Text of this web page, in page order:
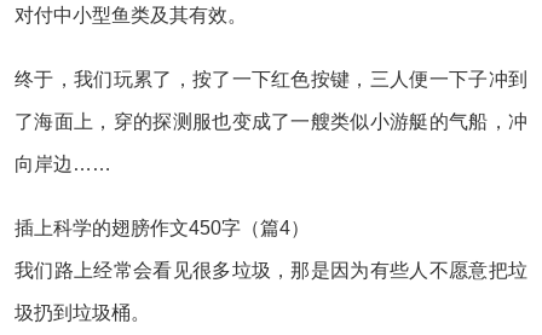
对付中小型鱼类及其有效。
终于，我们玩累了，按了一下红色按键，三人便一下子冲到
了海面上，穿的探测服也变成了一艘类似小游艇的气船，冲
向岸边……
插上科学的翅膀作文450字（篇4）
我们路上经常会看见很多垃圾，那是因为有些人不愿意把垃
圾扔到垃圾桶。